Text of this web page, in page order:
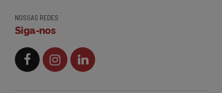
NOSSAS REDES
Siga-nos